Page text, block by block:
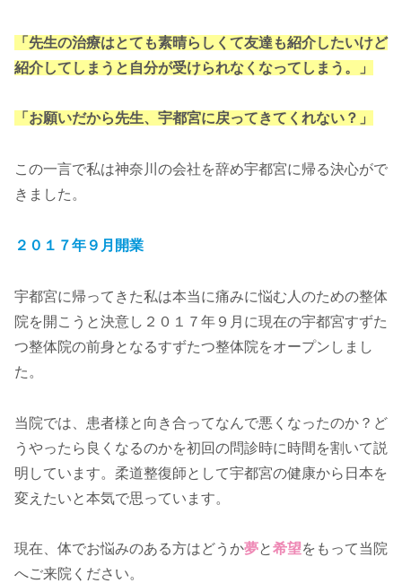
「先生の治療はとても素晴らしくて友達も紹介したいけど
紹介してしまうと自分が受けられなくなってしまう。」
「お願いだから先生、宇都宮に戻ってきてくれない？」
この一言で私は神奈川の会社を辞め宇都宮に帰る決心がで
きました。
２０１７年９月開業
宇都宮に帰ってきた私は本当に痛みに悩む人のための整体
院を開こうと決意し２０１７年９月に現在の宇都宮すずた
つ整体院の前身となるすずたつ整体院をオープンしまし
た。
当院では、患者様と向き合ってなんで悪くなったのか？ど
うやったら良くなるのかを初回の問診時に時間を割いて説
明しています。柔道整復師として宇都宮の健康から日本を
変えたいと本気で思っています。
現在、体でお悩みのある方はどうか夢と希望をもって当院
へご来院ください。